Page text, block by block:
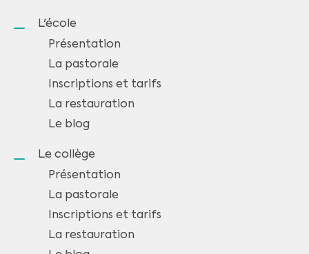
L'école
Présentation
La pastorale
Inscriptions et tarifs
La restauration
Le blog
Le collège
Présentation
La pastorale
Inscriptions et tarifs
La restauration